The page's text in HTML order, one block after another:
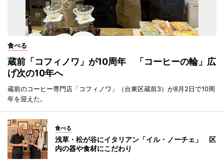
食べる
蔵前「コフィノワ」が10周年 「コーヒーの輪」広
げ次の10年へ
蔵前のコーヒー専門店「コフィノワ」（台東区蔵前3）が8月2日で10周
年を迎えた。
食べる
浅草・松が谷にイタリアン「イル・ノーチェ」 区
内の器や食材にこだわり